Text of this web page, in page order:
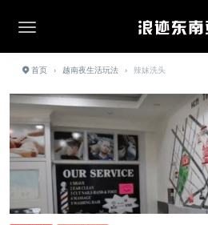
首页 › 越南夜生活玩法 › 辣妹洗头